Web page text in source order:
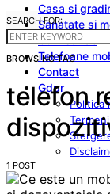
Casa si
Sanatate si
Cum sa fac
Telefoane
Contact
Gdpr
Politica
SEARCH FOR:
BROWSING TAG
telefon
1 POST